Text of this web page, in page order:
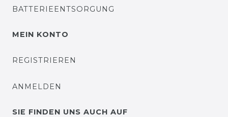
BATTERIEENTSORGUNG
MEIN KONTO
REGISTRIEREN
ANMELDEN
SIE FINDEN UNS AUCH AUF